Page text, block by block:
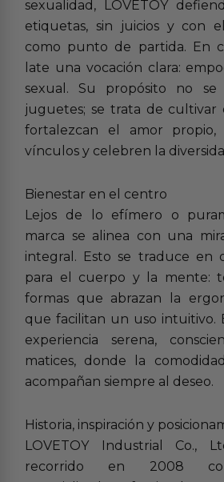
sexualidad, LOVETOY
etiquetas, sin juicios y con
como punto de partida. En
late una vocación clara:
sexual. Su propósito no se
juguetes; se trata de cultivar
fortalezcan el amor propio,
vínculos y celebren la
Bienestar en el centro
Lejos de lo efímero o
marca se alinea con una
integral. Esto se traduce en
para el cuerpo y la mente:
formas que abrazan la
que facilitan un uso intuitivo.
experiencia serena,
matices, donde la
acompañan siempre al deseo.
Historia, inspiración y
LOVETOY Industrial Co.,
recorrido en 2008